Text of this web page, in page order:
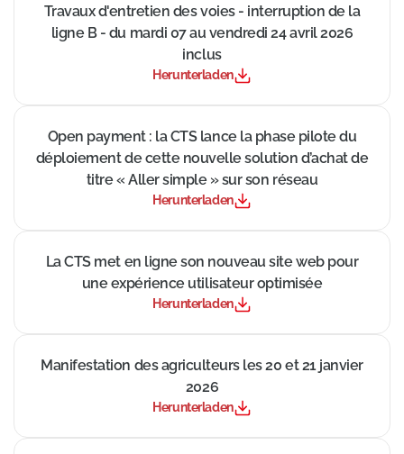
Travaux d'entretien des voies - interruption de la
ligne B - du mardi 07 au vendredi 24 avril 2026
inclus
Herunterladen
((Neues Fenster))
Open payment : la CTS lance la phase pilote du
déploiement de cette nouvelle solution d’achat de
titre « Aller simple » sur son réseau
Herunterladen
((Neues Fenster))
La CTS met en ligne son nouveau site web pour
une expérience utilisateur optimisée
Herunterladen
((Neues Fenster))
Manifestation des agriculteurs les 20 et 21 janvier
2026
Herunterladen
((Neues Fenster))